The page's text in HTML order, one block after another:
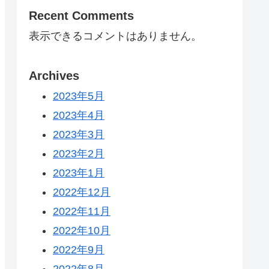
Recent Comments
表示できるコメントはありません。
Archives
2023年5月
2023年4月
2023年3月
2023年2月
2023年1月
2022年12月
2022年11月
2022年10月
2022年9月